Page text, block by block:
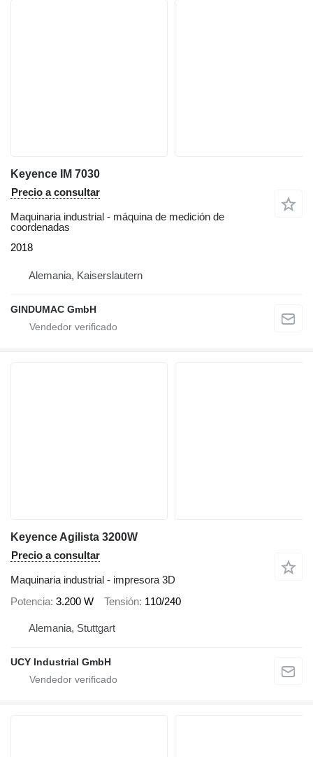
Keyence IM 7030
Precio a consultar
Maquinaria industrial - máquina de medición de
coordenadas
2018
Alemania, Kaiserslautern
GINDUMAC GmbH
Keyence Agilista 3200W
Precio a consultar
Maquinaria industrial - impresora 3D
Potencia 3.200 W Tensión 110/240
Alemania, Stuttgart
UCY Industrial GmbH